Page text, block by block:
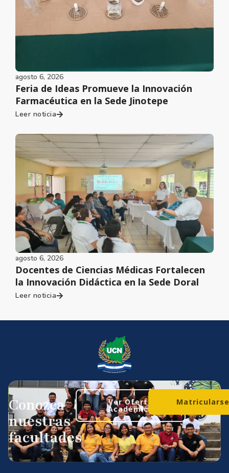
agosto 6, 2026
Feria de Ideas Promueve la Innovación
Farmacéutica en la Sede Jinotepe
Leer noticia
agosto 6, 2026
Docentes de Ciencias Médicas Fortalecen
la Innovación Didáctica en la Sede Doral
Leer noticia
Conozca
nuestras
facultades
Ver Oferta
Académica